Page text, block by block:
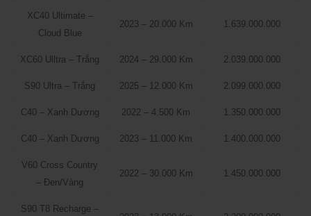
XC40 Ultimate –
Cloud Blue
2023 – 20.000 Km 1.639.000.000
XC60 Ulltra – Trắng 2024 – 29.000 Km 2.039.000.000
S90 Ultra – Trắng 2025 – 12.000 Km 2.099.000.000
C40 – Xanh Dương 2022 – 4.500 Km 1.350.000.000
C40 – Xanh Dương 2023 – 11.000 Km 1.400.000.000
V60 Cross Country
– Đen/Vàng
2022 – 30.000 Km 1.450.000.000
S90 T8 Recharge –